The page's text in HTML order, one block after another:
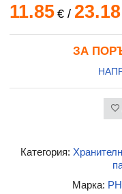
11.85 €/ 23.18
ЗА
Категория:
Марка: